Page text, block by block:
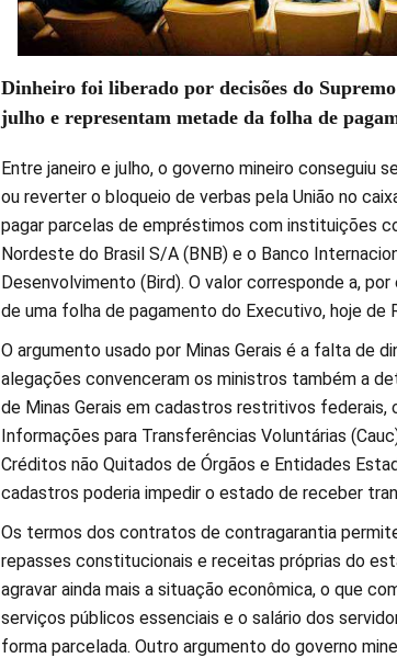
Dinheiro foi liberado por decisões do
julho e representam metade da folha de
Entre janeiro e julho, o governo mineiro conseguiu
ou reverter o bloqueio de verbas pela União no
pagar parcelas de empréstimos com instituições
Nordeste do Brasil S/A (BNB) e o Banco
Desenvolvimento (Bird). O valor corresponde a,
de uma folha de pagamento do Executivo, hoje de
O argumento usado por Minas Gerais é a falta de
alegações convenceram os ministros também a
de Minas Gerais em cadastros restritivos federais,
Informações para Transferências Voluntárias
Créditos não Quitados de Órgãos e Entidades
cadastros poderia impedir o estado de receber
Os termos dos contratos de contragarantia
repasses constitucionais e receitas próprias do
agravar ainda mais a situação econômica, o que
serviços públicos essenciais e o salário dos
forma parcelada. Outro argumento do governo